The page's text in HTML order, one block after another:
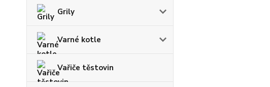
Grily
Varné kotle
Vařiče těstovin